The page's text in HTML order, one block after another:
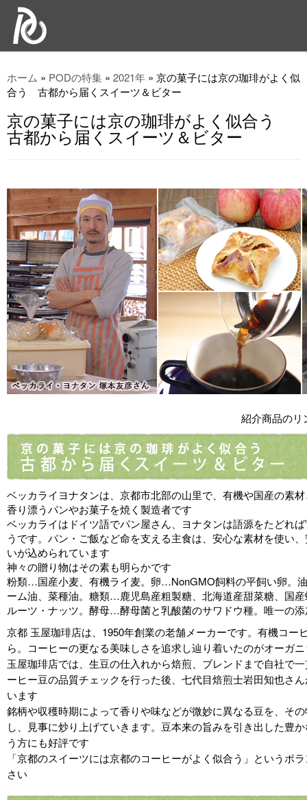
ホーム » PODの特集 » 2021年 » 京の菓子には京の珈琲がよく似
合う 古都から届くスイーツ＆ビター
京の菓子には京の珈琲がよく似合う
古都から届くスイーツ＆ビター
紹介商品のリ
ベッカライヨナタンは、京都市北部の山里で、有機や国産の素
香り漂うパンやお菓子を焼く製造者です
ベッカライはドイツ語でパン屋さん、ヨナタンは語源をたどれ
うです。パン・ご飯など命を支える主食は、安心な素材を使い
いが込められています
神々の贈り物はその素も明らかです
粉類…国産小麦、有機ライ麦。卵…NonGMO飼料の平飼い卵。
ーム油、菜種油。糖類…鹿児島産粗製糖、北海道産甜菜糖、国
ルーツ・ナッツ。酵母…酵母菌と乳酸菌のサワドウ種。唯一の
京都 玉屋珈琲店は、1950年創業の老舗メーカーです。有機コー
ら。コーヒーの更なる美味しさを追求し辿り着いたのがオーガ
玉屋珈琲店では、生豆の仕入れから焙煎、ブレンドまで自社で
ーヒー豆の品質チェックを行った後、七代目焙煎士岩田知也さ
います
銘柄や収穫時期によって香りや味などが微妙に異なる豆を、そ
し、見事に炒り上げていきます。豆本来の旨みを引き出した豊
う方にも好評です
「京都のスイーツには京都のコーヒーがよく似合う」というポ
さい